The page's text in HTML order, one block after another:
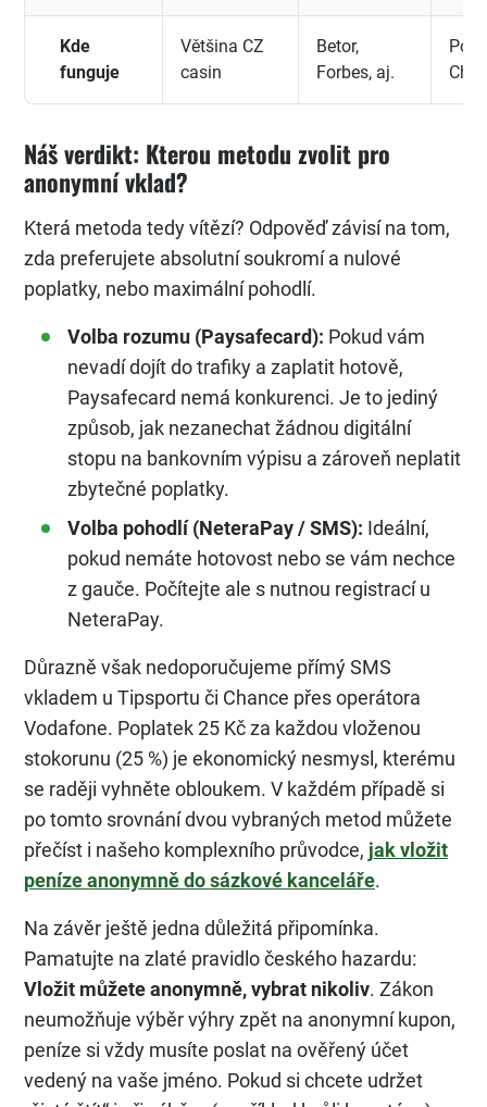
Kde
funguje
Většina CZ
casin
Betor,
Forbes, aj.
Náš verdikt: Kterou metodu zvolit pro
anonymní vklad?
Která metoda tedy vítězí? Odpověď závisí na tom,
zda preferujete absolutní soukromí a nulové
poplatky, nebo maximální pohodlí.
Volba rozumu (Paysafecard): Pokud vám
nevadí dojít do trafiky a zaplatit hotově,
Paysafecard nemá konkurenci. Je to jediný
způsob, jak nezanechat žádnou digitální
stopu na bankovním výpisu a zároveň neplatit
zbytečné poplatky.
Volba pohodlí (NeteraPay / SMS): Ideální,
pokud nemáte hotovost nebo se vám nechce
z gauče. Počítejte ale s nutnou registrací u
NeteraPay.
Důrazně však nedoporučujeme přímý SMS
vkladem u Tipsportu či Chance přes operátora
Vodafone. Poplatek 25 Kč za každou vloženou
stokorunu (25 %) je ekonomický nesmysl, kterému
se raději vyhněte obloukem. V každém případě si
po tomto srovnání dvou vybraných metod můžete
přečíst i našeho komplexního průvodce, jak vložit
peníze anonymně do sázkové kanceláře.
Na závěr ještě jedna důležitá připomínka.
Pamatujte na zlaté pravidlo českého hazardu:
Vložit můžete anonymně, vybrat nikoliv. Zákon
neumožňuje výběr výhry zpět na anonymní kupon,
peníze si vždy musíte poslat na ověřený účet
vedený na vaše jméno. Pokud si chcete udržet